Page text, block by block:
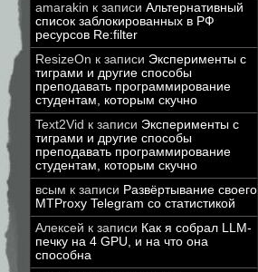
amarakin к записи Альтернативный
список заблокированных в РФ
ресурсов Re:filter
ResizeOn к записи Эксперименты с
тиграми и другие способы
преподавать программирование
студентам, которым скучно
Text2Vid к записи Эксперименты с
тиграми и другие способы
преподавать программирование
студентам, которым скучно
всым к записи Развёртывание своего
MTProxy Telegram со статистикой
Алексей к записи Как я собрал LLM-
печку на 4 GPU, и на что она
способна